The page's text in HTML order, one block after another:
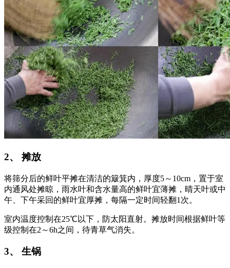
2、 摊放
将筛分后的鲜叶平摊在清洁的簸箕内，厚度5～10cm，置于室
内通风处摊晾，雨水叶和含水量高的鲜叶宜薄摊，晴天叶或中
午、下午采回的鲜叶宜厚摊，每隔一定时间轻翻1次。
室内温度控制在25℃以下，防太阳直射。摊放时间根据鲜叶等
级控制在2～6h之间，待青草气消失。
3、 生锅